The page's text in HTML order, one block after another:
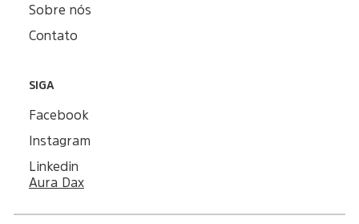
Sobre nós
Contato
SIGA
Facebook
Instagram
Linkedin
Aura Dax